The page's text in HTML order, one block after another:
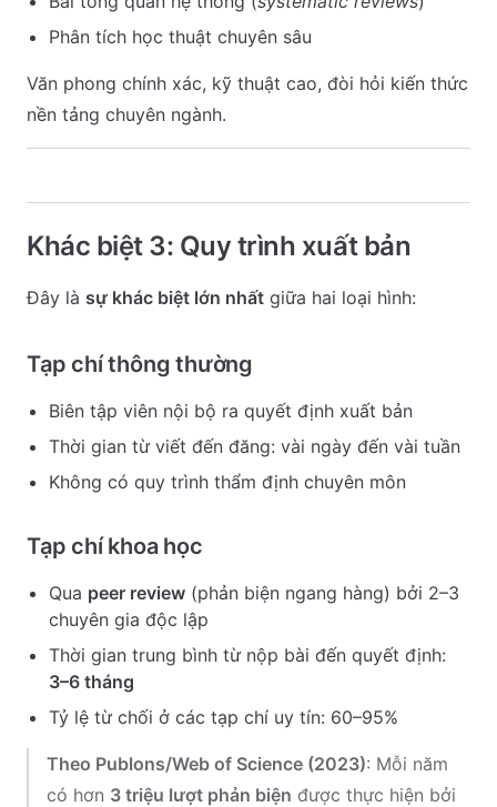
Phân tích học thuật chuyên sâu
Văn phong chính xác, kỹ thuật cao, đòi hỏi kiến thức
nền tảng chuyên ngành.
Khác biệt 3: Quy trình xuất bản
Đây là sự khác biệt lớn nhất giữa hai loại hình:
Tạp chí thông thường
Biên tập viên nội bộ ra quyết định xuất bản
Thời gian từ viết đến đăng: vài ngày đến vài tuần
Không có quy trình thẩm định chuyên môn
Tạp chí khoa học
Qua peer review (phản biện ngang hàng) bởi 2–3
chuyên gia độc lập
Thời gian trung bình từ nộp bài đến quyết định:
3–6 tháng
Tỷ lệ từ chối ở các tạp chí uy tín: 60–95%
Theo Publons/Web of Science (2023): Mỗi năm
có hơn 3 triệu lượt phản biện được thực hiện bởi